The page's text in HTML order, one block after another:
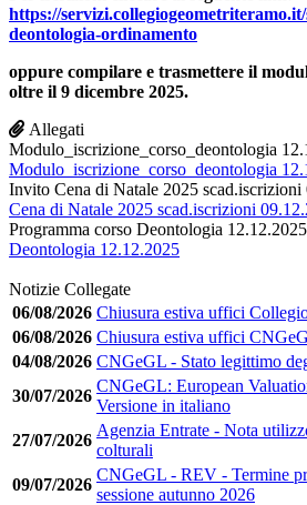
https://
deontologia-ordinamento
oppure compilare e trasmettere il
oltre il 9 dicembre 2025.
Allegati
Modulo_iscrizione_corso_deontologia
Modulo_iscrizione_corso_deontologia
Invito Cena di Natale 2025 scad.iscrizioni
Cena di Natale 2025 scad.iscrizioni
Programma corso Deontologia 12.12.2025
Deontologia 12.12.2025
Notizie Collegate
06/08/2026 Chiusura estiva uffici
06/08/2026 Chiusura estiva uffici
04/08/2026 CNGeGL - Stato legittimo
30/07/2026
CNGeGL: European
Versione in italiano
27/07/2026
Agenzia Entrate - Nota
colturali
09/07/2026
CNGeGL - REV - Termine
sessione autunno 2026